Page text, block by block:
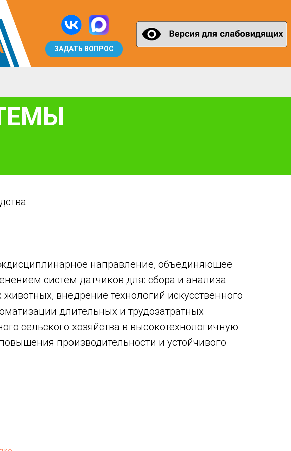
ЗАДАТЬ ВОПРОС
направление, объединяющее
систем датчиков для: сбора и анализа
внедрение технологий искусственного
длительных и трудозатратных
сельского хозяйства в высокотехнологичную
производительности и устойчивого